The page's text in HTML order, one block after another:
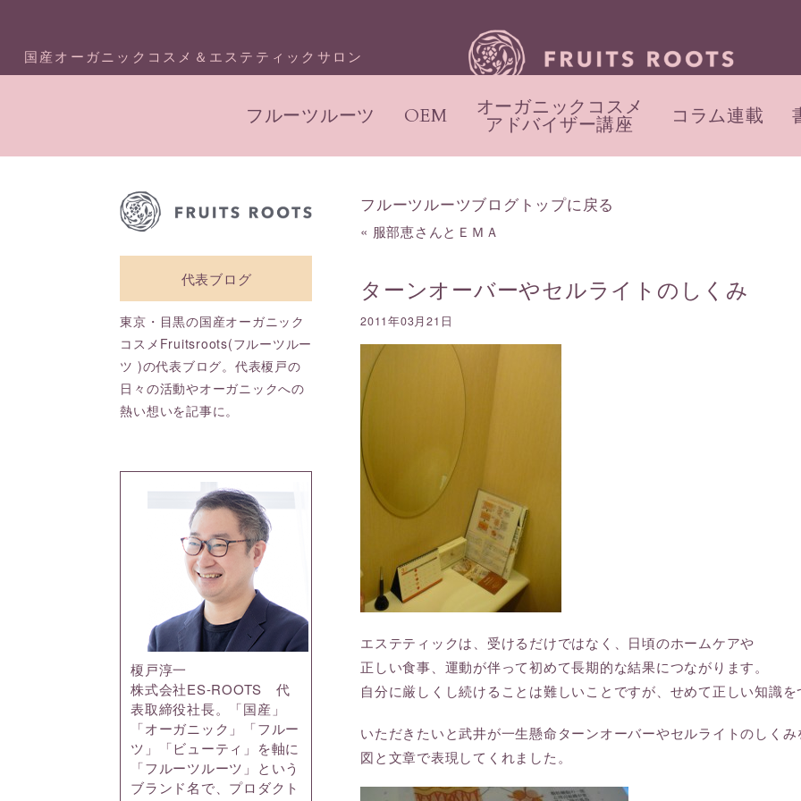
国産オーガニックコスメ＆エステティックサロン
フルーツルーツ OEM オーガニックコスメ
アドバイザー講座 コラム連載
フルーツルーツブログトップに戻る
« 服部恵さんとＥＭＡ
ターンオーバーやセルライトのしくみ
2011年03月21日
エステティックは、受けるだけではなく、日頃のホームケアや
正しい食事、運動が伴って初めて長期的な結果につながります。
自分に厳しくし続けることは難しいことですが、せめて正しい知識を
いただきたいと武井が一生懸命ターンオーバーやセルライトのしくみ
図と文章で表現してくれました。
代表ブログ
東京・目黒の国産オーガニック
コスメFruitsroots(フルーツルー
ツ )の代表ブログ。代表榎戸の
日々の活動やオーガニックへの
熱い想いを記事に。
榎戸淳一
株式会社ES-ROOTS 代
表取締役社長。「国産」
「オーガニック」「フルー
ツ」「ビューティ」を軸に
「フルーツルーツ」という
ブランド名で、プロダクト